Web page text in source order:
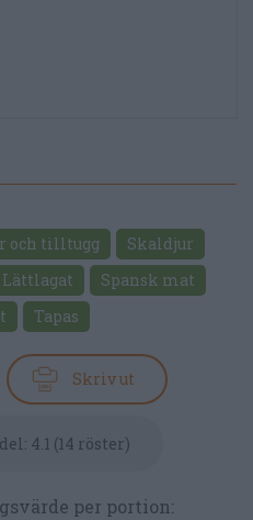
och tilltugg
Skaldjur
Lättlagat
Spansk mat
Tapas
Skriv ut
4.1 (14 röster)
per portion: